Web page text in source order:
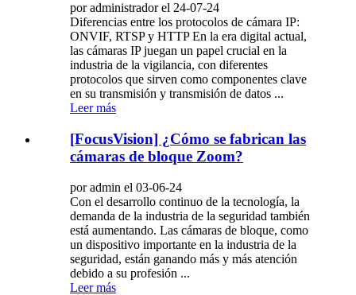
por administrador el 24-07-24
Diferencias entre los protocolos de cámara IP:
ONVIF, RTSP y HTTP En la era digital actual,
las cámaras IP juegan un papel crucial en la
industria de la vigilancia, con diferentes
protocolos que sirven como componentes clave
en su transmisión y transmisión de datos ...
Leer más
[FocusVision] ¿Cómo se fabrican las
cámaras de bloque Zoom?
por admin el 03-06-24
Con el desarrollo continuo de la tecnología, la
demanda de la industria de la seguridad también
está aumentando. Las cámaras de bloque, como
un dispositivo importante en la industria de la
seguridad, están ganando más y más atención
debido a su profesión ...
Leer más